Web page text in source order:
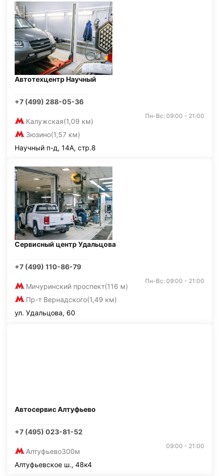
Автотехцентр Научный
+7 (499) 288-05-36
Калужская(1,09 км)
Зюзино(1,57 км)
Пн-Вс: 09:00 - 21:00
Научный п-д, 14А, стр.8
Сервисный центр Удальцова
+7 (499) 110-86-79
Мичуринский проспект(116 м)
Пр-т Вернадского(1,49 км)
Пн-Вс: 09:00 - 21:00
ул. Удальцова, 60
Автосервис Алтуфьево
+7 (495) 023-81-52
Алтуфьево300м
09:00 - 21:00
Алтуфьевское ш., 48к4